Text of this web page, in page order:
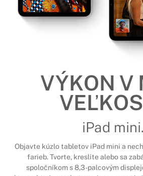
VÝKON V
iPad mini.
Objavte kúzlo tabletov iPad mini a
farieb. Tvorte, kreslite alebo sa
spoločníkom s 8,3-palcovým